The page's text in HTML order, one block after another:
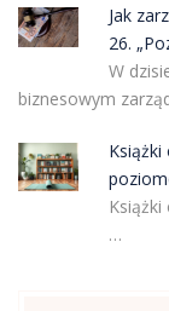
Jak
26.
W
biznesowym
…